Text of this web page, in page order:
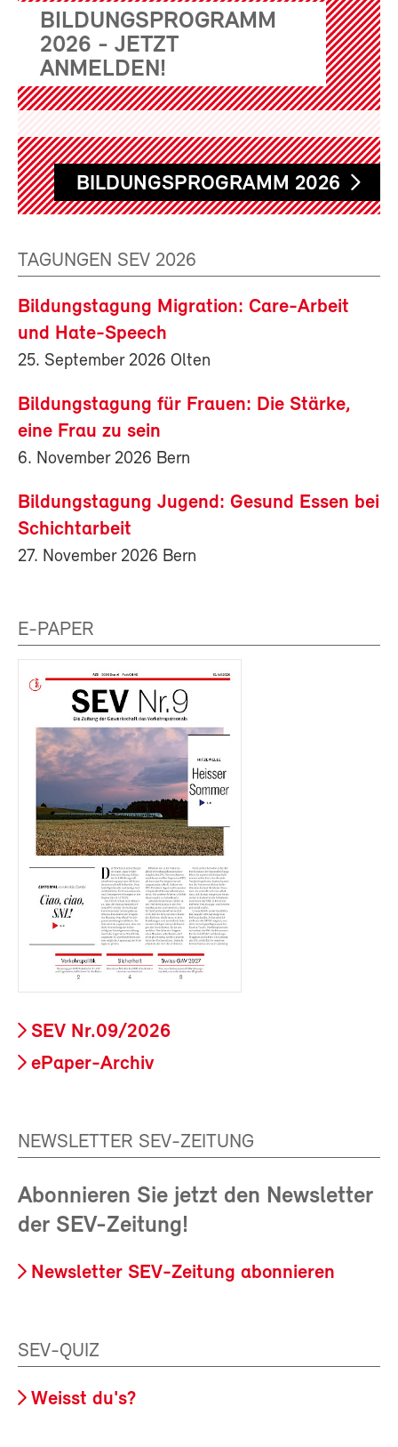
BILDUNGSPROGRAMM
2026 - JETZT
ANMELDEN!
BILDUNGSPROGRAMM 2026
TAGUNGEN SEV 2026
Bildungstagung Migration: Care-Arbeit
und Hate-Speech
25. September 2026 Olten
Bildungstagung für Frauen: Die Stärke,
eine Frau zu sein
6. November 2026 Bern
Bildungstagung Jugend: Gesund Essen bei
Schichtarbeit
27. November 2026 Bern
E-PAPER
SEV Nr.09/2026
ePaper-Archiv
NEWSLETTER SEV-ZEITUNG
Abonnieren Sie jetzt den Newsletter
der SEV-Zeitung!
Newsletter SEV-Zeitung abonnieren
SEV-QUIZ
Weisst du's?